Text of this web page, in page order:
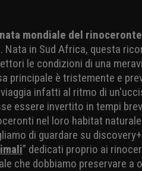
mondiale del rinoceronte
in Sud Africa, questa
le condizioni di una
principale è tristemente e
infatti al ritmo di
essere invertito in tempi
nel loro habitat
di guardare su
” dedicati proprio ai
che dobbiamo preservare a